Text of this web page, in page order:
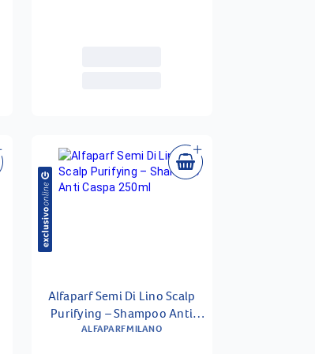
Alfaparf Semi Di Lino Scalp
Purifying – Shampoo Anti
Caspa 250ml
ALFAPARF MILANO